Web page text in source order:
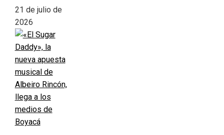
21 de julio de
2026